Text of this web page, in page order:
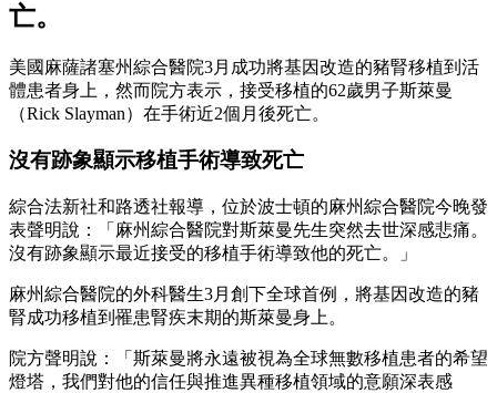
亡。
美國麻薩諸塞州綜合醫院3月成功將基因改造的豬腎移植到活
體患者身上，然而院方表示，接受移植的62歲男子斯萊曼
（Rick Slayman）在手術近2個月後死亡。
沒有跡象顯示移植手術導致死亡
綜合法新社和路透社報導，位於波士頓的麻州綜合醫院今晚發
表聲明說：「麻州綜合醫院對斯萊曼先生突然去世深感悲痛。
沒有跡象顯示最近接受的移植手術導致他的死亡。」
麻州綜合醫院的外科醫生3月創下全球首例，將基因改造的豬
腎成功移植到罹患腎疾末期的斯萊曼身上。
院方聲明說：「斯萊曼將永遠被視為全球無數移植患者的希望
燈塔，我們對他的信任與推進異種移植領域的意願深表感